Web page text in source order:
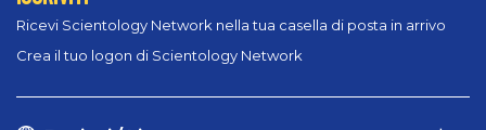
Ricevi Scientology Network nella tua casella di posta in arrivo
Crea il tuo logon di Scientology Network